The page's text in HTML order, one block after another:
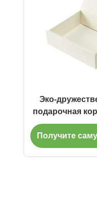
Эко-
подарочная
Получите